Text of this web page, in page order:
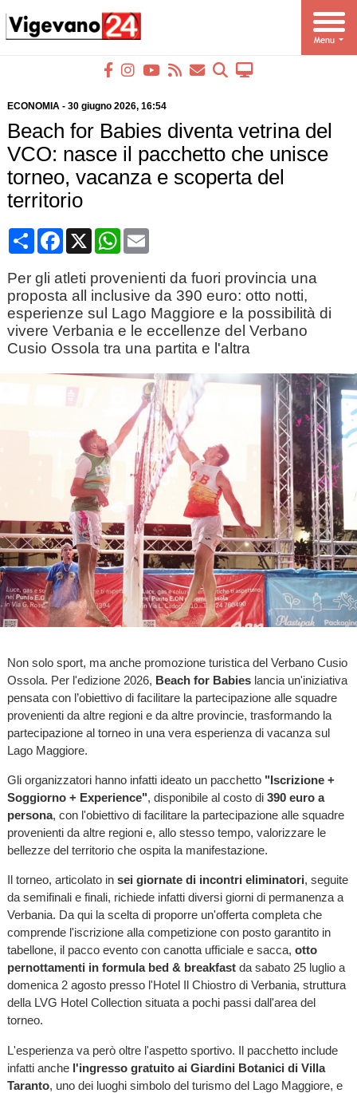
ECONOMIA- 30 giugno 2026, 16:54
Beach for Babies diventa vetrina del
VCO: nasce il pacchetto che unisce
torneo, vacanza e scoperta del
territorio
CondividiFacebook
X WhatsApp
Email
Per gli atleti provenienti da fuori provincia una
proposta all inclusive da 390 euro: otto notti,
esperienze sul Lago Maggiore e la possibilità di
vivere Verbania e le eccellenze del Verbano
Cusio Ossola tra una partita e l'altra
Non solo sport, ma anche promozione turistica del Verbano Cusio
Ossola. Per l'edizione 2026, Beach for Babieslancia un'iniziativa
pensata con l’obiettivo di facilitare la partecipazione alle squadre
provenienti da altre regioni e da altre provincie, trasformando la
partecipazione al torneo in una vera esperienza di vacanza sul
Lago Maggiore.
Gli organizzatori hanno infatti ideato un pacchetto "Iscrizione +
Soggiorno + Experience", disponibile al costo di 390 euro a
persona, con l'obiettivo di facilitare la partecipazione alle squadre
provenienti da altre regioni e, allo stesso tempo, valorizzare le
bellezze del territorio che ospita la manifestazione.
Il torneo, articolato in sei giornate di incontri eliminatori, seguite
da semifinali e finali, richiede infatti diversi giorni di permanenza a
Verbania. Da qui la scelta di proporre un'offerta completa che
comprende l'iscrizione alla competizione con posto garantito in
tabellone, il pacco evento con canotta ufficiale e sacca, otto
pernottamenti in formula bed & breakfastda sabato 25 luglio a
domenica 2 agosto presso l'Hotel Il Chiostro di Verbania, struttura
della LVG Hotel Collection situata a pochi passi dall'area del
torneo.
L'esperienza va però oltre l'aspetto sportivo. Il pacchetto include
infatti anche l'ingresso gratuito ai Giardini Botanici di Villa
Taranto, uno dei luoghi simbolo del turismo del Lago Maggiore, e